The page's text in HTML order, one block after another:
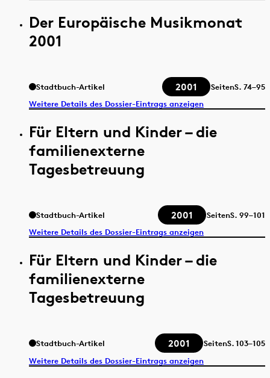
Der Europäische Musikmonat
2001
Stadtbuch-Artikel 2001 SeitenS. 74–95
Weitere Details des Dossier-Eintrags anzeigen
Für Eltern und Kinder – die
familienexterne
Tagesbetreuung
Stadtbuch-Artikel 2001 SeitenS. 99–101
Weitere Details des Dossier-Eintrags anzeigen
Für Eltern und Kinder – die
familienexterne
Tagesbetreuung
Stadtbuch-Artikel 2001 SeitenS.103–105
Weitere Details des Dossier-Eintrags anzeigen